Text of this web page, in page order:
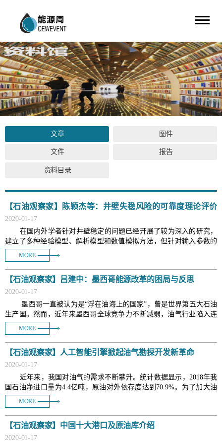
文章 图件
文件 报告
资料目录
【石油观察家】陈颖杰等：井壁失稳风险的可靠度理论评价
方法
2020-01-17
在国内外学者针对井壁稳定的问题已经开展了较为深入的研究，
建立了多种经验模型、解析模型和数值模拟方法，但针对输入参数的
不确定性及其对井壁稳定分析结果影响的研究则较少、认识尚不明
确。为此，以井壁稳定力学解析模型为基础，结合可靠度理论下的一
次二阶矩方法，建立了基于可靠度理论的井壁失稳风险评价方法，研
究了不同钻井液当量密度下的井壁稳定可靠概率，并考察了参数不确
定程度对井壁稳定分析结果的影响规律。研究结果表明：①井壁稳定
输入参数的分布规律基本满足正态分布，变异系数越高，则样本数据
的不确定性越强，对井壁
MORE
【石油观察家】吕建中：墨西哥能源改革的困局与反思
2020-01-17
墨西哥一直被认为是“浮在油海上的国家”，曾是世界第五大石油
生产国。然而，近年来墨西哥全球竞争力不断减弱，油气行业陷入连
年不景气的怪圈。与之相对的是，12月6日，墨西哥国家石油公司在墨
西哥东南部发现巨型油藏，其探明储量、概算储量和可能储量达到5亿
桶，是30多年来最大的发现。这能否刺激墨西哥2013年以来的惨淡的
能源改革？墨西哥能源改革困局能给我们带来哪些反思与启示？
MORE
【石油观察家】人工智能引擎掀起油气勘探开发新革命
2020-01-17
近年来，我国对油气的需求不断攀升。统计数据显示，2018年我
国石油净进口量为4.4亿吨，原油对外依存度达到70.9%。为了加大油
气供应，国内石油企业加大了石油勘探力度，提出了更高的要求，这
对勘探开发领域带来了前所未有的压力。一方面，勘探难度越来越
大，我国已探明石油储量中低渗、超低渗储量占70%，已开发油田综
合含水率达89.35%，原油储量和产量的提升面临巨大压力；另一方
面，石油生产成本居高不下，企业效益难以控制。此外，生态环境保
MORE
【石油观察家】中国十大港口及原油库介绍
2020-01-17